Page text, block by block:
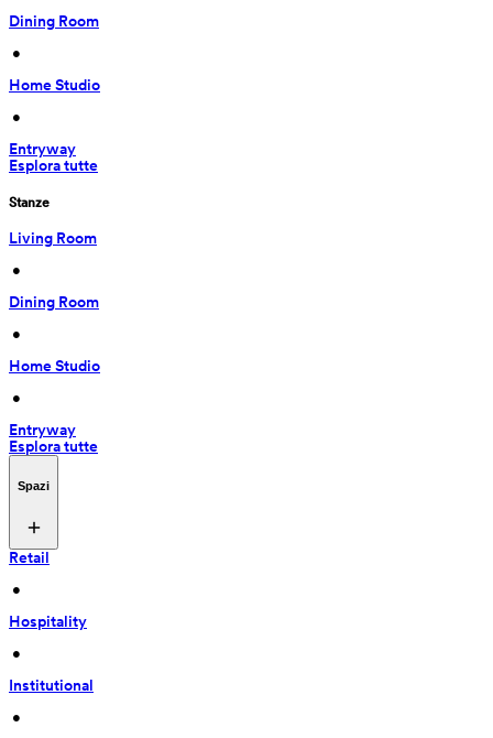
Dining Room
•
Home Studio
•
Entryway
Esplora tutte
Stanze
Living Room
•
Dining Room
•
Home Studio
•
Entryway
Esplora tutte
Spazi
Retail
•
Hospitality
•
Institutional
•